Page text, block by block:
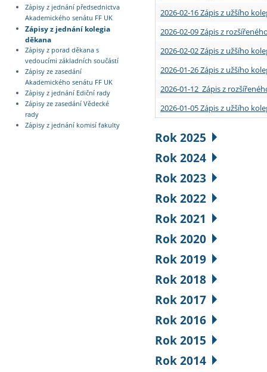
Zápisy z jednání předsednictva
Akademického senátu FF UK
Zápisy z jednání kolegia
děkana
Zápisy z porad děkana s
vedoucími základních součástí
Zápisy ze zasedání
Akademického senátu FF UK
Zápisy z jednání Ediční rady
Zápisy ze zasedání Vědecké
rady
Zápisy z jednání komisí fakulty
2026-02-16 Zápis z užšího
2026-02-09 Zápis z
2026-02-02 Zápis z užšího
2026-01-26 Zápis z užšího
2026-01-12 Zápis z
2026-01-05 Zápis z užšího
Rok 2025
Rok 2024
Rok 2023
Rok 2022
Rok 2021
Rok 2020
Rok 2019
Rok 2018
Rok 2017
Rok 2016
Rok 2015
Rok 2014